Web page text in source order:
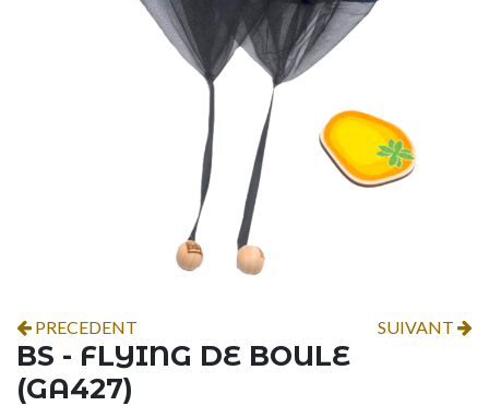
PRECEDENT SUIVANT
BS - FLYING DE BOULE
(GA427)